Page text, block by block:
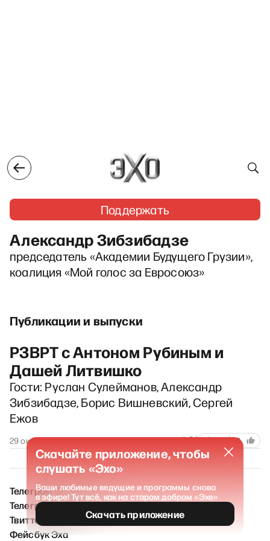
Поддержать
Александр Зибзибадзе
председатель «Академии Будущего Грузии»,
коалиция «Мой голос за Евросоюз»
Публикации и выпуски
РЗВРТ с Антоном Рубиным и
Дашей Литвишко
Гости: Руслан Сулейманов, Александр
Зибзибадзе, Борис Вишневский, Сергей
Ежов
29 октября 2024 84 0 0
Скачайте приложение, чтобы
слушать «Эхо»
Ваши любимые ведущие и программы снова
в эфире! Тут всё, как на старом добром «Эхе»
Скачать приложение
Телеграм ЭХО / Новости
Телеграм ЭХО FM
Твиттер Эха
Фейсбук Эха